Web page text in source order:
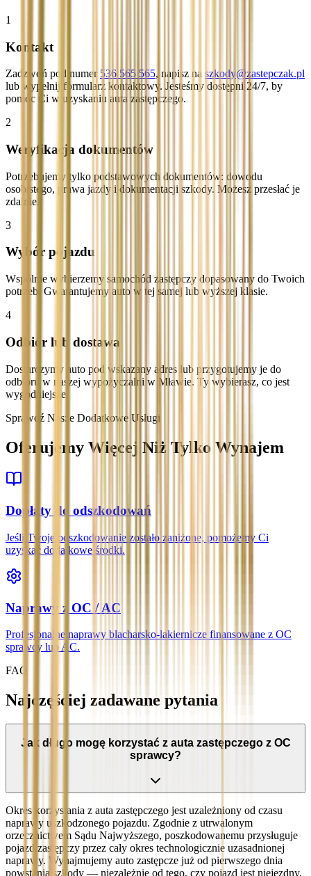
1
Kontakt
Zadzwoń pod numer 536 565 565, napisz na szkody@zastepczak.pl
lub wypełnij formularz kontaktowy. Jesteśmy dostępni 24/7, by
pomóc Ci w uzyskaniu auta zastępczego.
2
Weryfikacja dokumentów
Potrzebujemy tylko podstawowych dokumentów: dowodu
osobistego, prawa jazdy i dokumentacji szkody. Możesz przesłać je
zdalnie.
3
Wybór pojazdu
Wspólnie wybierzemy samochód zastępczy dopasowany do Twoich
potrzeb. Gwarantujemy auto w tej samej lub wyższej klasie.
4
Odbiór lub dostawa
Dostarczymy auto pod wskazany adres lub przygotujemy je do
odbioru w naszej wypożyczalni w Mławie. Ty wybierasz, co jest
wygodniejsze.
Sprawdź Nasze Dodatkowe Usługi
Oferujemy Więcej Niż Tylko Wynajem
Dopłaty do odszkodowań
Jeśli Twoje odszkodowanie zostało zaniżone, pomożemy Ci
uzyskać dodatkowe środki.
Naprawy z OC / AC
Profesjonalne naprawy blacharsko-lakiernicze finansowane z OC
sprawcy lub AC.
FAQ
Najczęściej zadawane pytania
Jak długo mogę korzystać z auta zastępczego z OC
sprawcy?
Okres korzystania z auta zastępczego jest uzależniony od czasu
naprawy uszkodzonego pojazdu. Zgodnie z utrwalonym
orzecznictwem Sądu Najwyższego, poszkodowanemu przysługuje
pojazd zastępczy przez cały okres technologicznie uzasadnionej
naprawy. Wynajmujemy auto zastępcze już od pierwszego dnia
powstania szkody — niezależnie od tego, czy pojazd jest niejezdny,